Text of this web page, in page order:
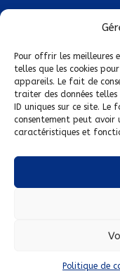
Pour offrir les meilleures
telles que les cookies
appareils. Le fait de
traiter des données
ID uniques sur ce site.
consentement peut
caractéristiques et
Politique de
Devenez Délégué·
Trouvez-nous
Mentions légales
Conditions
Politique de